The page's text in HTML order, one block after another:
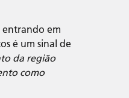
entrando em
é um sinal de
da região
como